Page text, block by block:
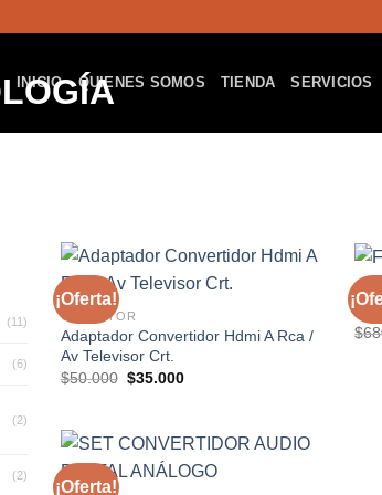
INICIO QUIENES SOMOS TIENDA SERVICIOS
(11)
(6)
(2)
(2)
¡Oferta!
lista de
CONECTOR
Adaptador Convertidor Hdmi A Rca /
Av Televisor Crt.
$50.000 El
$50.000.
$35.000El
$35.000.
$
¡Oferta!